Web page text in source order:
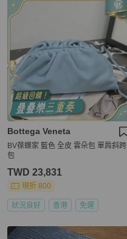
Bottega Veneta
BV葆蝶家 藍色 全皮 雲朵包 單肩斜跨
包
TWD 23,831
現折 800
狀況良好 香港 免運